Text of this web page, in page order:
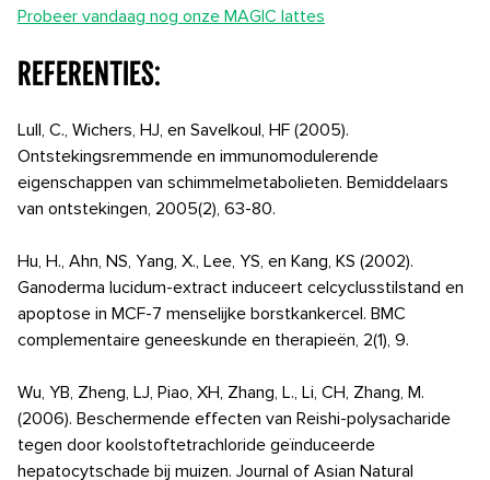
Probeer vandaag nog onze MAGIC lattes
Referenties:
Lull, C., Wichers, HJ, en Savelkoul, HF (2005).
Ontstekingsremmende en immunomodulerende
eigenschappen van schimmelmetabolieten. Bemiddelaars
van ontstekingen, 2005(2), 63-80.
Hu, H., Ahn, NS, Yang, X., Lee, YS, en Kang, KS (2002).
Ganoderma lucidum-extract induceert celcyclusstilstand en
apoptose in MCF-7 menselijke borstkankercel. BMC
complementaire geneeskunde en therapieën, 2(1), 9.
Wu, YB, Zheng, LJ, Piao, XH, Zhang, L., Li, CH, Zhang, M.
(2006). Beschermende effecten van Reishi-polysacharide
tegen door koolstoftetrachloride geïnduceerde
hepatocytschade bij muizen. Journal of Asian Natural